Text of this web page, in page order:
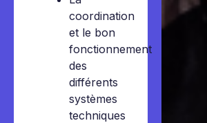
coordination
et le bon
fonctionnement
des
différents
systèmes
techniques